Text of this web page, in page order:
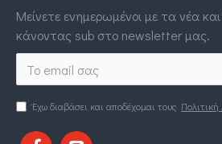
Μείνετε ενημερωμένοι με τα νέα
κάνοντας sub στο newsletter μας.
Έχω διαβάσει και αποδέχομαι τους